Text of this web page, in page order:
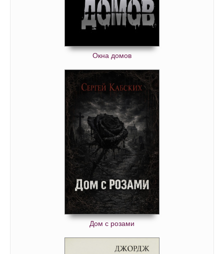
Окна домов
Дом с розами